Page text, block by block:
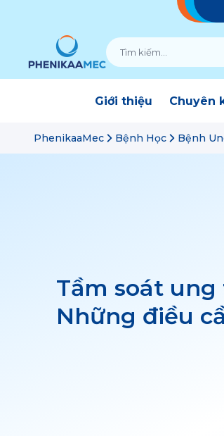
Giới thiệu Chuyên
PhenikaaMec Bệnh Học Bệnh
Tầm soát
Những điều